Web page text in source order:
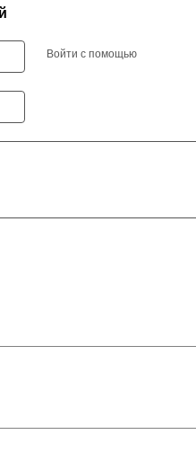
Войти с помощью